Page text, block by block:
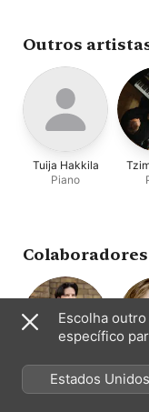
Outros
Tuija Hakkila
Piano
Daniel Müller-
Schott
Escolha
específico
Estados Unidos
(Português